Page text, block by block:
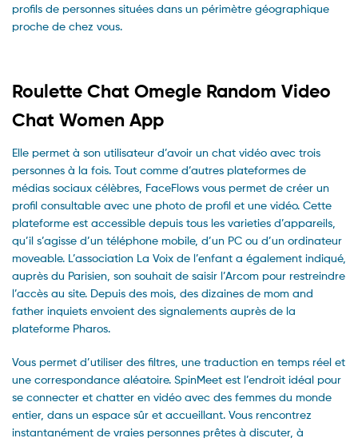
profils de personnes situées dans un périmètre géographique
proche de chez vous.
Roulette Chat Omegle Random Video
Chat Women App
Elle permet à son utilisateur d’avoir un chat vidéo avec trois
personnes à la fois. Tout comme d’autres plateformes de
médias sociaux célèbres, FaceFlows vous permet de créer un
profil consultable avec une photo de profil et une vidéo. Cette
plateforme est accessible depuis tous les varieties d’appareils,
qu’il s’agisse d’un téléphone mobile, d’un PC ou d’un ordinateur
moveable. L’association La Voix de l’enfant a également indiqué,
auprès du Parisien, son souhait de saisir l’Arcom pour restreindre
l’accès au site. Depuis des mois, des dizaines de mom and
father inquiets envoient des signalements auprès de la
plateforme Pharos.
Vous permet d’utiliser des filtres, une traduction en temps réel et
une correspondance aléatoire. SpinMeet est l’endroit idéal pour
se connecter et chatter en vidéo avec des femmes du monde
entier, dans un espace sûr et accueillant. Vous rencontrez
instantanément de vraies personnes prêtes à discuter, à